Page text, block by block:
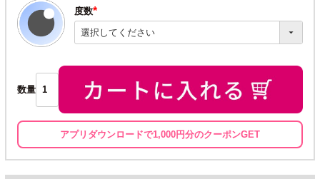
度数
(必
須)
数量
アプリダウンロードで1,000円分のクーポンGET